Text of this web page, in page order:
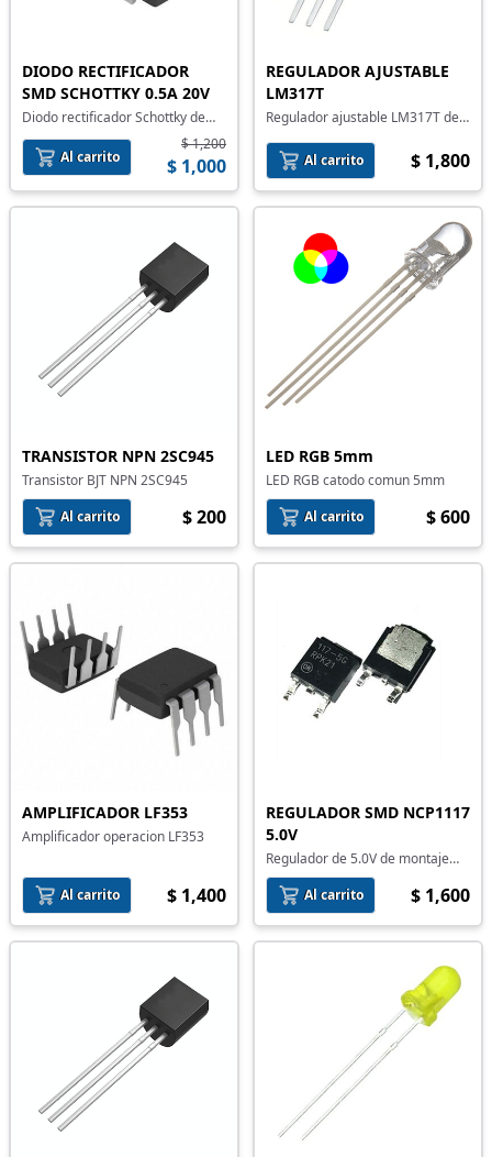
DIODO RECTIFICADOR
SMD SCHOTTKY 0.5A 20V
Diodo rectificador Schottky de
montaje superficial
Al carrito
$ 1,200
$ 1,000
REGULADOR AJUSTABLE
LM317T
Regulador ajustable LM317T de
Al carrito
$ 1,800
TRANSISTOR NPN 2SC945
Transistor BJT NPN 2SC945
Al carrito
$ 200
LED RGB 5mm
LED RGB catodo comun 5mm
Al carrito
$ 600
AMPLIFICADOR LF353
Amplificador operacion LF353
Al carrito $ 1,400
REGULADOR SMD NCP1117
5.0V
Regulador de 5.0V de montaje
superficial
Al carrito
$ 1,600